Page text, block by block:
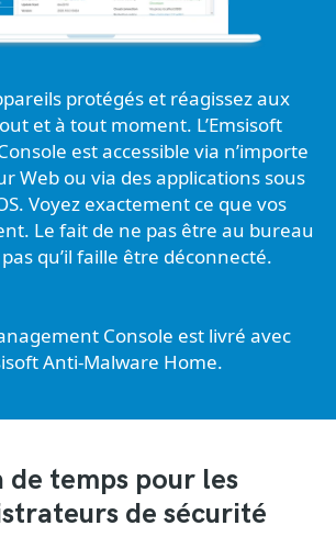
protégés et réagissez aux
et à tout moment. L’Emsisoft
est accessible via n’importe
Web ou via des applications sous
Voyez exactement ce que vos
Le fait de ne pas être au bureau
qu’il faille être déconnecté.
Console est livré avec
Anti-Malware Home.
de temps pour les
de sécurité